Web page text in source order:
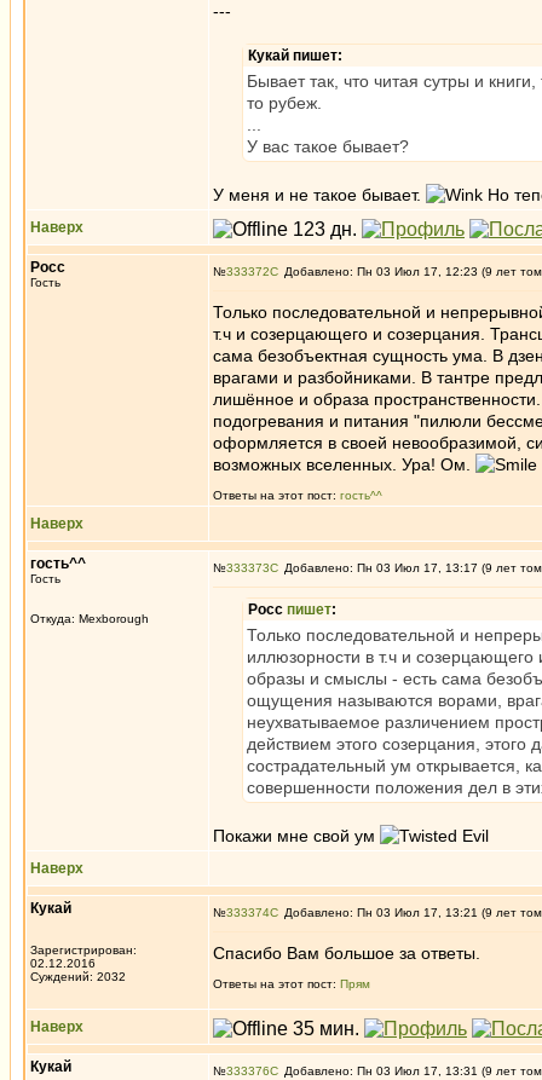
---
Кукай пишет:
Бывает так, что читая сутры и
то рубеж.
У вас такое бывает?
У меня и не такое бывает. Но
Наверх
Росс
Гость
№333372 Добавлено: Пн 03 Июл 17, 12:23 (9 лет
Только последовательной и
т.ч и созерцающего и созерцания.
сама безобъектная сущность ума. В
врагами и разбойниками. В тантре
лишённое и образа
подогревания и питания "пилюли
оформляется в своей невообразимой,
возможных вселенных. Ура! Ом.
Ответы на этот пост: гость^^
Наверх
гость^^
Гость
Откуда: Mexborough
№333373 Добавлено: Пн 03 Июл 17, 13:17 (9 лет
Росс пишет:
Только последовательной и
иллюзорности в т.ч и
образы и смыслы - есть сама
ощущения называются ворами,
неухватываемое различением
действием этого созерцания,
сострадательный ум открывается,
совершенности положения дел в
Покажи мне свой ум
Наверх
Кукай
Зарегистрирован:
02.12.2016
Суждений: 2032
№333374 Добавлено: Пн 03 Июл 17, 13:21 (9 лет
Cпасибо Вам большое за ответы.
Ответы на этот пост: Прям
Наверх
Кукай №333376 Добавлено: Пн 03 Июл 17, 13:31 (9 лет